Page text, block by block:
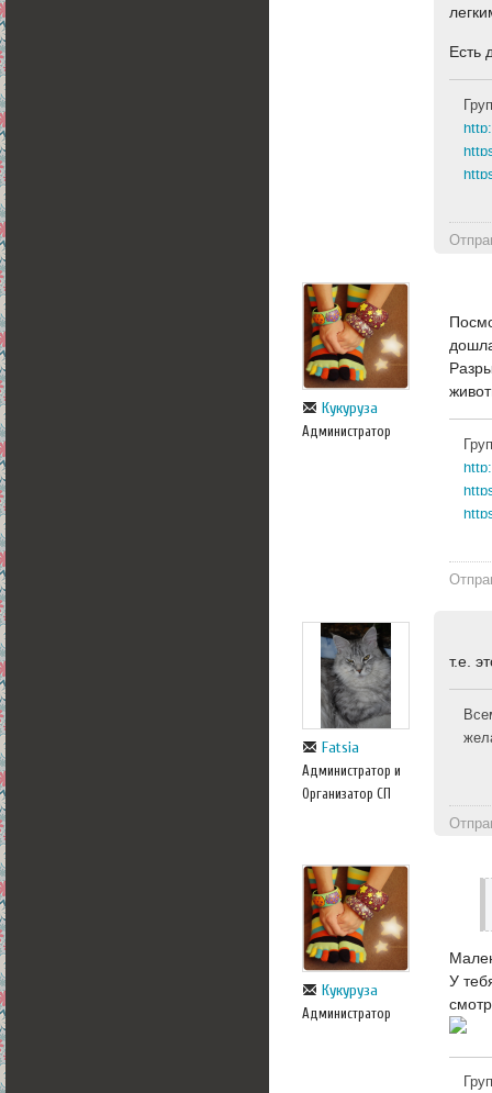
Есть
Кукуруза
Администратор
Fatsia
Администратор и
Организатор СП
т.е.
Кукуруза
Администратор
У